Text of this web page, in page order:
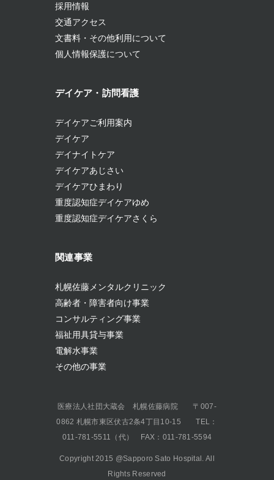
採用情報
交通アクセス
文書料・その他利用について
個人情報保護について
デイケア・訪問看護
デイケアご利用案内
デイケア
デイナイトケア
デイケアあじさい
デイケアひまわり
重度認知症デイケアゆめ
重度認知症デイケアさくら
関連事業
札幌佐藤メンタルクリニック
高齢者・障害者向け事業
コンサルティング事業
福祉用具貸与事業
電解水事業
その他の事業
医療法人社団大蔵会 札幌佐藤病院 〒007-
0862 札幌市東区伏古2条4丁目10-15 TEL：
011-781-5511（代） FAX：011-781-5594
Copyright 2015 @Sapporo Sato Hospital . All
Rights Reserved